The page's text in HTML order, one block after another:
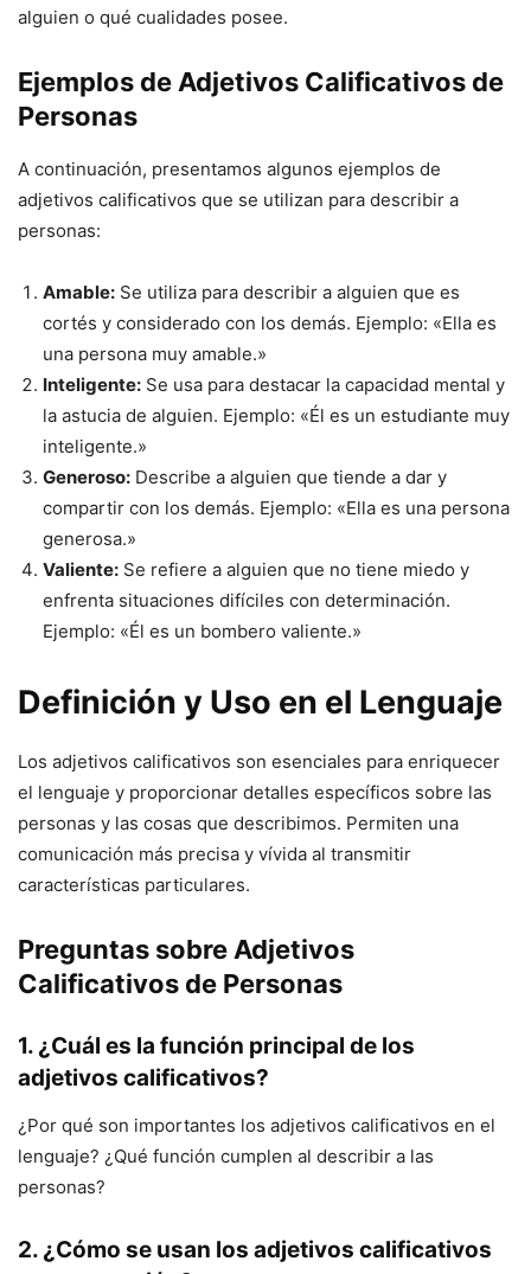
alguien o qué cualidades posee.
Ejemplos de Adjetivos Calificativos de
Personas
A continuación, presentamos algunos ejemplos de
adjetivos calificativos que se utilizan para describir a
personas:
Amable: Se utiliza para describir a alguien que es
cortés y considerado con los demás. Ejemplo: «Ella es
una persona muy amable.»
Inteligente: Se usa para destacar la capacidad mental y
la astucia de alguien. Ejemplo: «Él es un estudiante muy
inteligente.»
Generoso: Describe a alguien que tiende a dar y
compartir con los demás. Ejemplo: «Ella es una persona
generosa.»
Valiente: Se refiere a alguien que no tiene miedo y
enfrenta situaciones difíciles con determinación.
Ejemplo: «Él es un bombero valiente.»
Definición y Uso en el Lenguaje
Los adjetivos calificativos son esenciales para enriquecer
el lenguaje y proporcionar detalles específicos sobre las
personas y las cosas que describimos. Permiten una
comunicación más precisa y vívida al transmitir
características particulares.
Preguntas sobre Adjetivos
Calificativos de Personas
1. ¿Cuál es la función principal de los
adjetivos calificativos?
¿Por qué son importantes los adjetivos calificativos en el
lenguaje? ¿Qué función cumplen al describir a las
personas?
2. ¿Cómo se usan los adjetivos calificativos